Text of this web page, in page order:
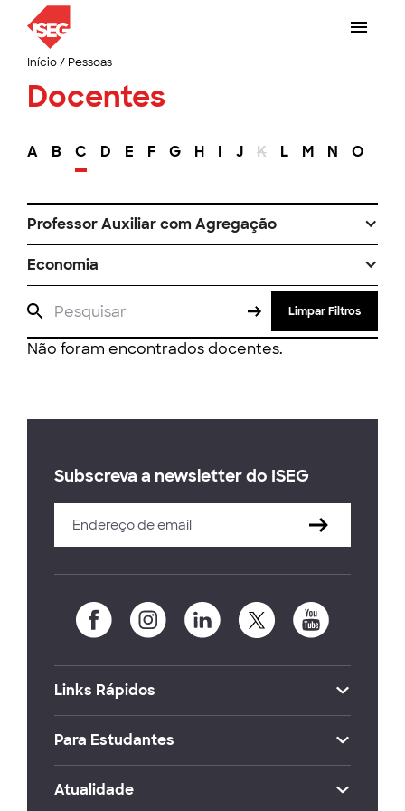
Início/ Pessoas
Docentes
A B C D E F G H I J K L M N O
Professor Auxiliar com Agregação
Economia
Limpar Filtros
Não foram encontrados docentes.
Subscreva a newsletter do ISEG
Links Rápidos
Para Estudantes
Atualidade